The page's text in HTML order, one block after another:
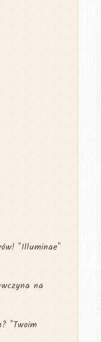
"Illuminae"
na
"Twoim